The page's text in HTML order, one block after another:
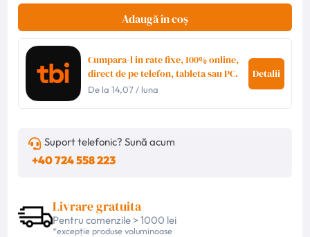
Adaugă în coș
Cumpara-l in rate fixe, 100% online,
direct de pe telefon, tableta sau PC.
De la14,07 / luna
Detalii
Suport telefonic? Sună acum
+40 724 558 223
Livrare gratuita
Pentru comenzile > 1000 lei
*excepție produse voluminoase